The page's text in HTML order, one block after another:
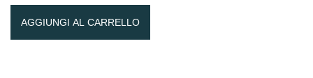
AGGIUNGI AL CARRELLO